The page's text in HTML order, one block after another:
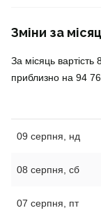
Зміни за
За місяць
приблизно на 94
09 серпня, нд
08 серпня, сб
07 серпня, пт